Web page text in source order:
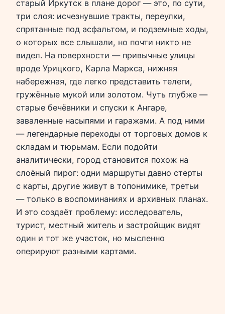
старый Иркутск в плане дорог — это, по сути,
три слоя: исчезнувшие тракты, переулки,
спрятанные под асфальтом, и подземные ходы,
о которых все слышали, но почти никто не
видел. На поверхности — привычные улицы
вроде Урицкого, Карла Маркса, нижняя
набережная, где легко представить телеги,
гружённые мукой или золотом. Чуть глубже —
старые бечёвники и спуски к Ангаре,
заваленные насыпями и гаражами. А под ними
— легендарные переходы от торговых домов к
складам и тюрьмам. Если подойти
аналитически, город становится похож на
слоёный пирог: одни маршруты давно стерты
с карты, другие живут в топонимике, третьи
— только в воспоминаниях и архивных планах.
И это создаёт проблему: исследователь,
турист, местный житель и застройщик видят
один и тот же участок, но мысленно
оперируют разными картами.